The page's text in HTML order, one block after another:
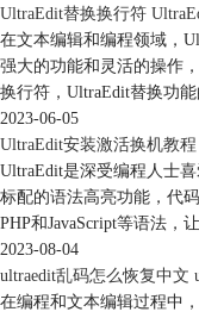
UltraEdit替换换行符
在文本编辑和编程领域，
强大的功能和灵活的操作
换行符，UltraEdit替换功能
2023-06-05
UltraEdit安装激活换机教
UltraEdit是深受编程人士
标配的语法高亮功能，代
PHP和JavaScript等语法，
2023-08-04
ultraedit乱码怎么恢复中文
在编程和文本编辑过程中